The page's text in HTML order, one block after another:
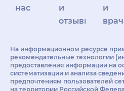
нас
и
отзывы
и
На информационном ресурсе
рекомендательные технологии
предоставления информации на
систематизации и анализа
предпочтениям пользователей
на территории Российской